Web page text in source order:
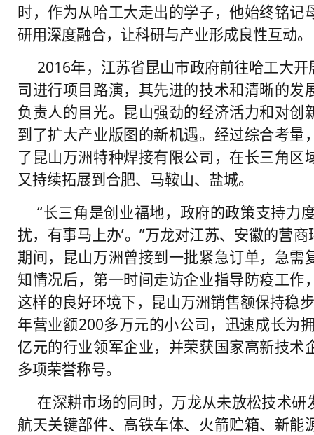
时，作为从哈工大走出的学子，他始终铭记
研用深度融合，让科研与产业形成良性互动。
2016年，江苏省昆山市政府前往哈工大
司进行项目路演，其先进的技术和清晰的发
负责人的目光。昆山强劲的经济活力和对创
到了扩大产业版图的新机遇。经过综合考量
了昆山万洲特种焊接有限公司，在长三角区
又持续拓展到合肥、马鞍山、盐城。
“长三角是创业福地，政府的政策支持力
扰，有事马上办’。”万龙对江苏、安徽的营
期间，昆山万洲曾接到一批紧急订单，急需
知情况后，第一时间走访企业指导防疫工作
这样的良好环境下，昆山万洲销售额保持稳
年营业额200多万元的小公司，迅速成长为
亿元的行业领军企业，并荣获国家高新技术
多项荣誉称号。
在深耕市场的同时，万龙从未放松技术
航天关键部件、高铁车体、火箭贮箱、新能